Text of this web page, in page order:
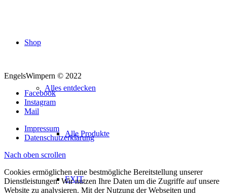
Shop
Alles entdecken
Alle Produkte
EXIT
EngelsWimpern © 2022
Facebook
Instagram
Mail
Impressum
Datenschutzerklärung
Nach oben scrollen
Cookies ermöglichen eine bestmögliche Bereitstellung unserer
Dienstleistungen. Wir nutzen Ihre Daten um die Zugriffe auf unsere
Website zu analysieren. Mit der Nutzung der Webseiten und